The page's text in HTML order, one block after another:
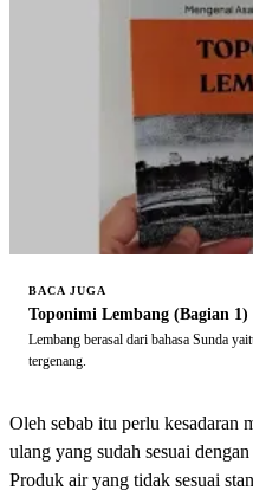
BACA JUGA
Toponimi Lembang (Bagian 1)
Lembang berasal dari bahasa Sunda
tergenang.
Oleh sebab itu perlu kesadaran
ulang yang sudah sesuai
Produk air yang tidak sesuai